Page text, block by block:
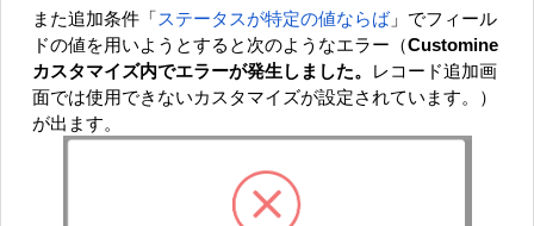
また追加条件「 ステータスが特定の値ならば」でフィール
ドの値を用いようとすると次のようなエラー（Customine
カスタマイズ内でエラーが発生しました。
レコード追加画
面では使用できないカスタマイズが設定されています。）
が出ます。